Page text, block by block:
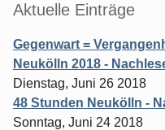
Aktuelle Einträge
Gegenwart =
Neukölln 2018 -
Dienstag, Juni 26 2018
48 Stunden Neukölln -
Sonntag, Juni 24 2018